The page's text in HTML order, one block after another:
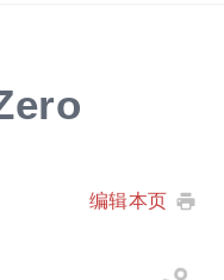
编辑本页